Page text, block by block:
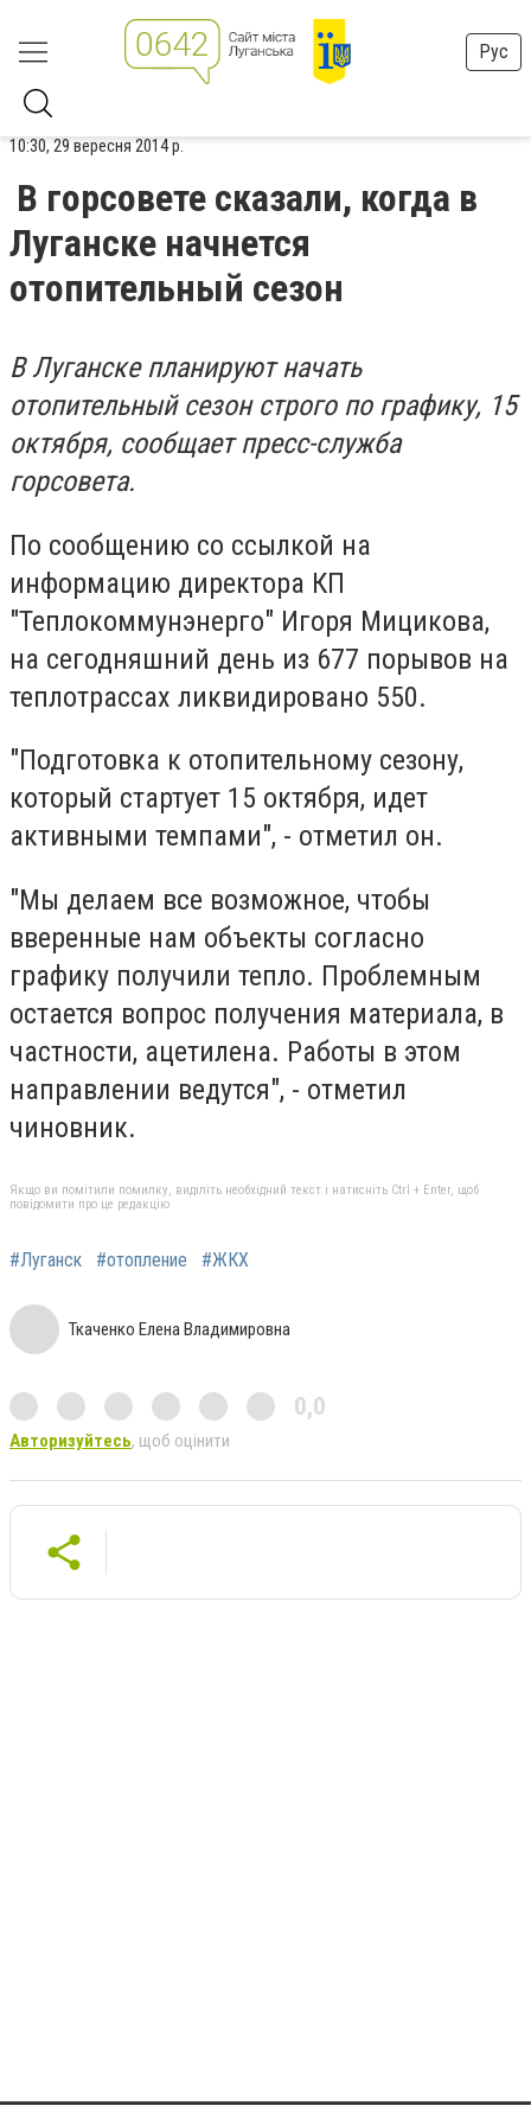
Рус
10:30, 29 вересня 2014 р.
В горсовете сказали, когда в
Луганске начнется
отопительный сезон
В Луганске планируют начать
отопительный сезон строго по графику, 15
октября, сообщает пресс-служба
горсовета.
По сообщению со ссылкой на
информацию директора КП
"Теплокоммунэнерго" Игоря Мицикова,
на сегодняшний день из 677 порывов на
теплотрассах ликвидировано 550.
"Подготовка к отопительному сезону,
который стартует 15 октября, идет
активными темпами", - отметил он.
"Мы делаем все возможное, чтобы
вверенные нам объекты согласно
графику получили тепло. Проблемным
остается вопрос получения материала, в
частности, ацетилена. Работы в этом
направлении ведутся", - отметил
чиновник.
Якщо ви помітили помилку, виділіть необхідний текст і натисніть Ctrl + Enter, щоб
повідомити про це редакцію
#Луганск #отопление #ЖКХ
Ткаченко Елена Владимировна
0,0
Авторизуйтесь, щоб оцінити